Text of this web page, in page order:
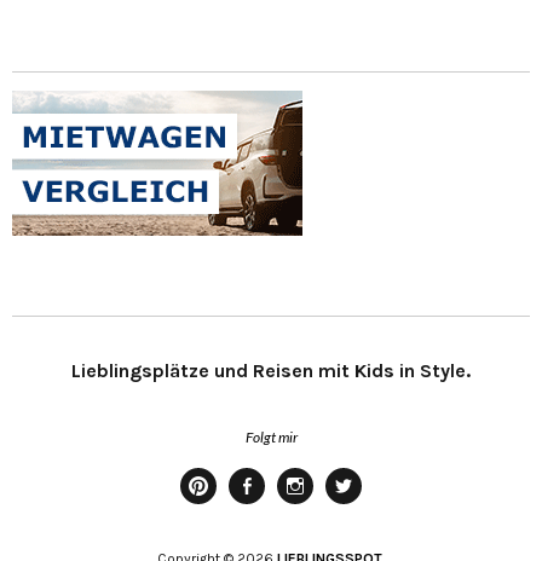
Lieblingsplätze und Reisen mit Kids in Style.
Folgt mir